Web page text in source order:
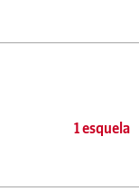
1 esquela